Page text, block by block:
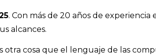
. Con más de 20 años de experiencia
alcances.
otra cosa que el lenguaje de las